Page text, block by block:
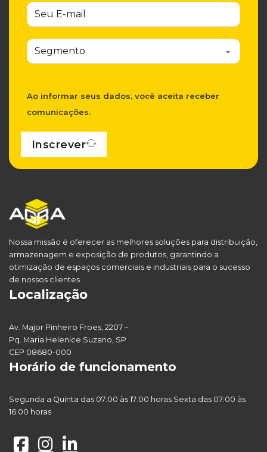
Ao informar seus dados, você aceita receber
comunicações.
Inscrever
Nossa missão é oferecer as melhores soluções para distribuição,
armazenagem e exposição de produtos, garantindo a
otimização de espaços comerciais e industriais para o sucesso
de nossos clientes.
Localização
Av. Major Pinheiro Froes, 2207 –
Pq. Maria Helenice Suzano, SP
CEP 08680-000
Horário de funcionamento
Segunda a Quinta das 07:00 às 17:00 horas Sexta das 07:00 às
16:00 horas